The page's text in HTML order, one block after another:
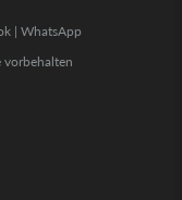
| WhatsApp